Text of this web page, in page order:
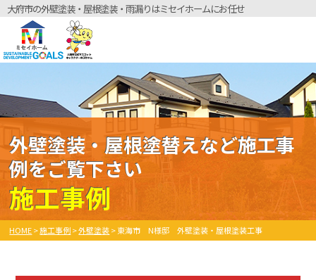
大府市の外壁塗装・屋根塗装・雨漏りはミセイホームにお任せ
外壁塗装・屋根塗替えなど施工事
例をご覧下さい
施工事例
HOME>施工事例>外壁塗装>東海市 N様邸 外壁塗装・屋根塗装工事